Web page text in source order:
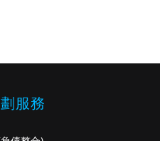
服務